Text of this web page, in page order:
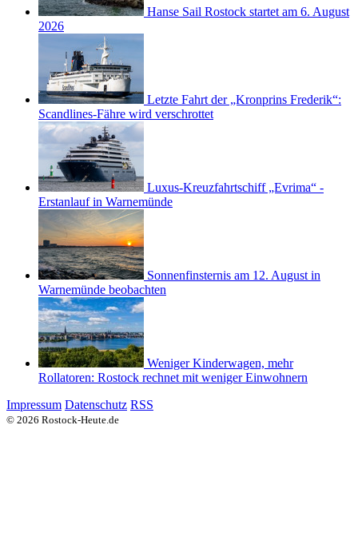
Hanse Sail Rostock startet am 6. August
2026
Letzte Fahrt der „Kronprins Frederik“:
Scandlines-Fähre wird verschrottet
Luxus-Kreuzfahrtschiff „Evrima“ -
Erstanlauf in Warnemünde
Sonnenfinsternis am 12. August in
Warnemünde beobachten
Weniger Kinderwagen, mehr
Rollatoren: Rostock rechnet mit weniger Einwohnern
Impressum Datenschutz RSS
© 2026 Rostock-Heute.de